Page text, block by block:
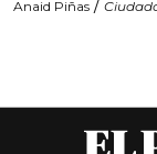
Anaid Piñas /